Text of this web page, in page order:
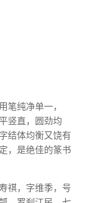
笔纯净单一，
竖直，圆劲均
结体均衡又饶有
，是绝佳的篆书
祺，字维季，号